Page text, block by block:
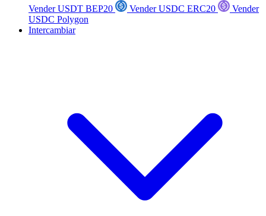
Vender USDT BEP20
Vender USDC ERC20
Vender
USDC Polygon
Intercambiar